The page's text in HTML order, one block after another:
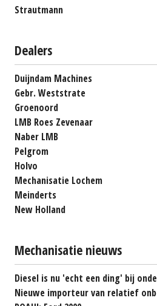
Strautmann
Dealers
Duijndam Machines
Gebr. Weststrate
Groenoord
LMB Roes Zevenaar
Naber LMB
Pelgrom
Holvo
Mechanisatie Lochem
Meinderts
New Holland
Mechanisatie nieuws
Diesel is nu 'echt een ding' bij
Nieuwe importeur van relatief